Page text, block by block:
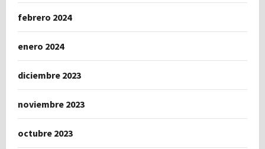
febrero 2024
enero 2024
diciembre 2023
noviembre 2023
octubre 2023